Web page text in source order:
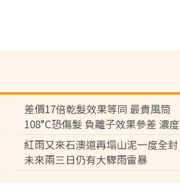
差價17倍乾髮效果等同 最貴風筒
108°C恐傷髮 負離子效果參差 濃度
差逾百倍
紅雨又來石澳道再塌山泥一度全封
未來兩三日仍有大驟雨雷暴